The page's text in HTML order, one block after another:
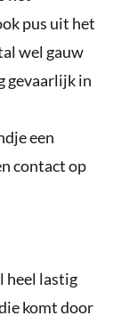
pus uit het
wel gauw
gevaarlijk in
een
contact op
heel lastig
komt door